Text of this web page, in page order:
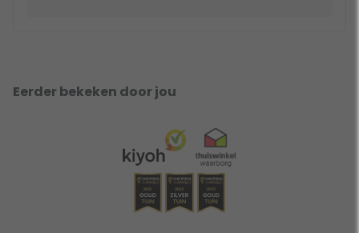
Eerder bekeken door jou